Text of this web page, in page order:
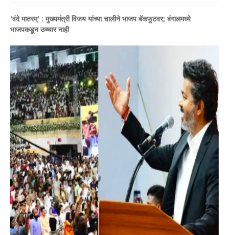
'वंदे मातरम्' : मुख्यमंत्री विजय यांच्या चालीने भाजप बॅकफूटवर; बंगालमध्ये
भाजपकडून उच्चार नाही